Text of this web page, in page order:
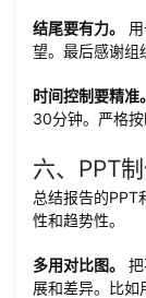
结尾要有力。
望。最后感谢组
时间控制要精准。
30分钟。严格按
六、PPT
总结报告的PPT
性和趋势性。
多用对比图。
展和差异。比如